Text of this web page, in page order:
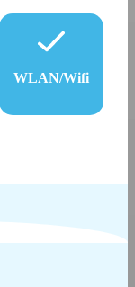
WLAN/Wifi